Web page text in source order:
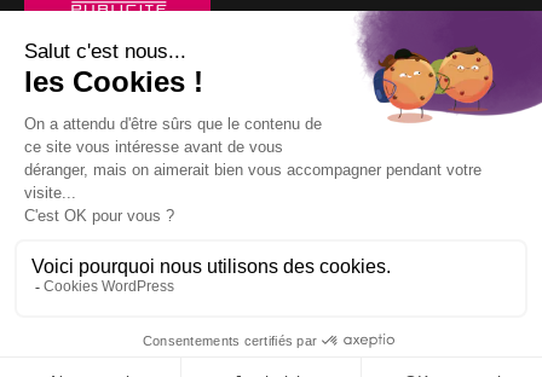
Nous suivre
Histoire de Com
By browsing this website, you agree to our
I Agree